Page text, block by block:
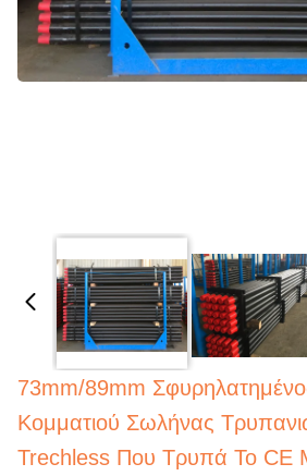
73mm/89mm
Κομματιού Σωλήνας
Trechless Που Τρυπά Το CE